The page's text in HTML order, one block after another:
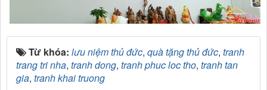
Từ khóa: lưu niệm thủ đức, quà tặng thủ đức, tranh
trang tri nha, tranh dong, tranh phuc loc tho, tranh tan
gia, tranh khai truong